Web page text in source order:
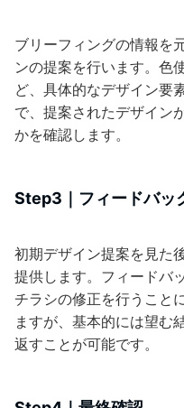
ブリーフィングの情報を
ンの提案を行います。色
ど、具体的なデザイン要
で、提案されたデザイン
かを確認します。
Step3｜フィードバッ
初期デザイン提案を見た
提供します。フィードバ
チラシの修正を行うこと
ますが、基本的には望む
返すことが可能です。